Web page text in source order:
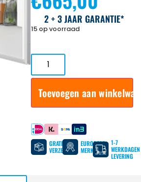
2 + 3 JAAR GARANTIE*
15 op voorraad
Toevoegen aan
Betaal met
GRATIS
VERZENDING
EUROPESE
MERKEN
1-7
WERKDAGEN
LEVERING